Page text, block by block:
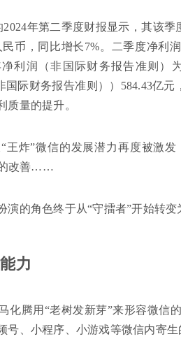
年第二季度财报显示，其该季
民币，同比增长7%。二季度净利
利润（非国际财务报告准则）
国际财务报告准则））584.43亿元
质量的提升。
王炸”微信的发展潜力再度被激
的改善……
的角色终于从“守擂者”开始转变
力
化腾用“老树发新芽”来形容微信
号、小程序、小游戏等微信内寄生